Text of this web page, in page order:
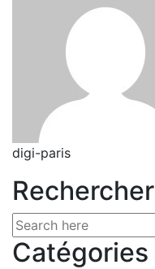
digi-paris
Rechercher
Catégories